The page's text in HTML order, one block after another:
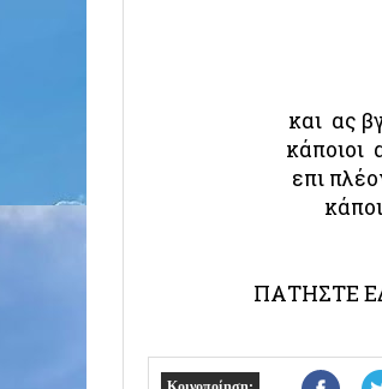
και ας
κάποιοι
επι
ΠΑΤΗΣΤΕ